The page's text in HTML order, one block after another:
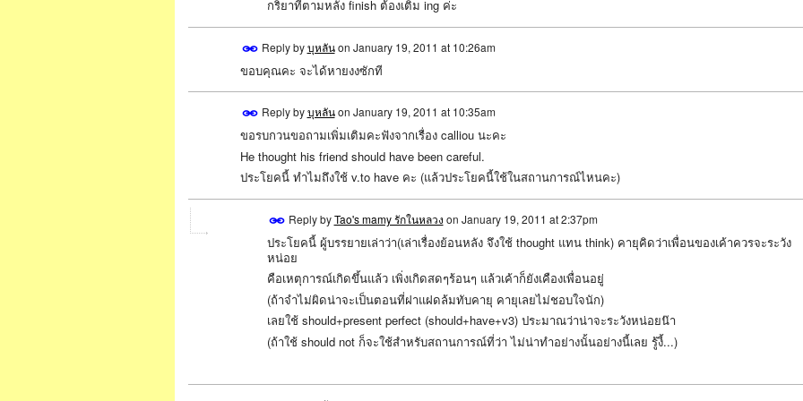
กริยาที่ตามหลัง finish ต้องเติม ing ค่ะ
Reply byบุหลันon January 19, 2011 at 10:26am
ขอบคุณคะ จะได้หายงงซักที
Reply byบุหลันon January 19, 2011 at 10:35am
ขอรบกวนขอถามเพิ่มเติมคะฟังจากเรื่อง calliou นะคะ
He thought his friend should have been careful.
ประโยคนี้ ทำไมถึงใช้ v.to have คะ (แล้วประโยคนี้ใช้ในสถานการณ์ไหนคะ)
Reply byTao's mamy รักในหลวง on January 19, 2011 at 2:37pm
ประโยคนี้ ผู้บรรยายเล่าว่า(เล่าเรื่องย้อนหลัง จึงใช้ thought แทน think) คายุคิดว่าเพื่อนของเค้าควรจะระวัง
หน่อย
คือเหตุการณ์เกิดขึ้นแล้ว เพิ่งเกิดสดๆร้อนๆ แล้วเค้าก็ยังเคืองเพื่อนอยู่
(ถ้าจำไม่ผิดน่าจะเป็นตอนที่ฝาแฝดล้มทับคายุ คายุเลยไม่ชอบใจนัก)
เลยใช้ should+present perfect (should+have+v3) ประมาณว่าน่าจะระวังหน่อยน๊า
(ถ้าใช้ should not ก็จะใช้สำหรับสถานการณ์ที่ว่า ไม่น่าทำอย่างนั้นอย่างนี้เลย รู้งี้...)